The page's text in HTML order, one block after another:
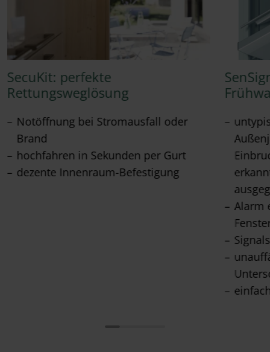
SecuKit: perfekte
Rettungsweglösung
Notöffnung bei Stromausfall oder
Brand
hochfahren in Sekunden per Gurt
dezente Innenraum-Befestigung
Alarm